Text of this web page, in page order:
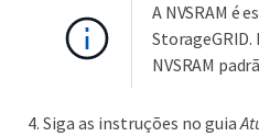
A NVSRAM é
NVSRAM
Siga as instruções no guia